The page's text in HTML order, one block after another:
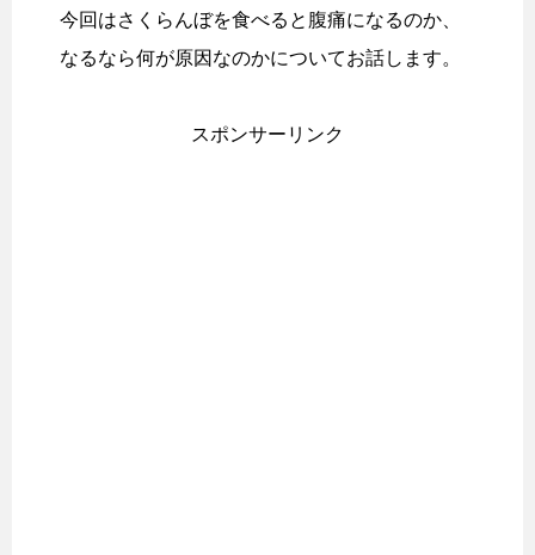
今回はさくらんぼを食べると腹痛になるのか、
なるなら何が原因なのかについてお話します。
スポンサーリンク